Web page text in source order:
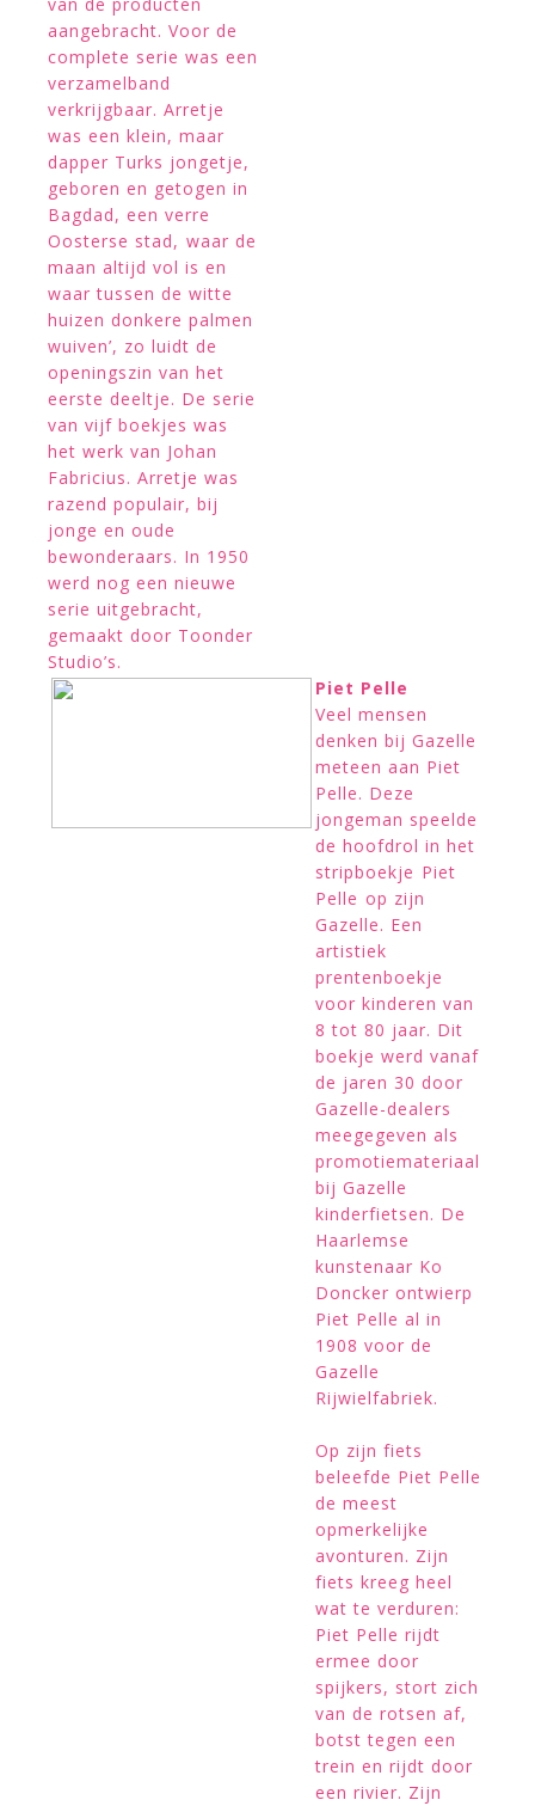
aangebracht. Voor de
complete serie was een
verzamelband
verkrijgbaar. Arretje
was een klein, maar
dapper Turks jongetje,
geboren en getogen in
Bagdad, een verre
Oosterse stad, waar de
maan altijd vol is en
waar tussen de witte
huizen donkere palmen
wuiven’, zo luidt de
openingszin van het
eerste deeltje. De serie
van vijf boekjes was
het werk van Johan
Fabricius. Arretje was
razend populair, bij
jonge en oude
bewonderaars. In 1950
werd nog een nieuwe
serie uitgebracht,
gemaakt door Toonder
Studio’s.
Piet Pelle
Veel mensen
denken bij Gazelle
meteen aan Piet
Pelle. Deze
jongeman speelde
de hoofdrol in het
stripboekje Piet
Pelle op zijn
Gazelle. Een
artistiek
prentenboekje
voor kinderen van
8 tot 80 jaar. Dit
boekje werd vanaf
de jaren 30 door
Gazelle-dealers
meegegeven als
promotiemateriaal
bij Gazelle
kinderfietsen. De
Haarlemse
kunstenaar Ko
Doncker ontwierp
Piet Pelle al in
1908 voor de
Gazelle
Rijwielfabriek.
Op zijn fiets
beleefde Piet Pelle
de meest
opmerkelijke
avonturen. Zijn
fiets kreeg heel
wat te verduren:
Piet Pelle rijdt
ermee door
spijkers, stort zich
van de rotsen af,
botst tegen een
trein en rijdt door
een rivier. Zijn